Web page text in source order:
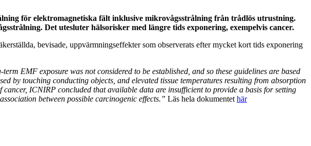
för elektromagnetiska fält inklusive mikrovågsstrålning från trådlös utrustning.
Det utesluter hälsorisker med längre tids exponering, exempelvis cancer.
bevisade, uppvärmningseffekter som observerats efter mycket kort tids exponering
EMF exposure was not considered to be established, and so these guidelines are based
by touching conducting objects, and elevated tissue temperatures resulting from absorption
ICNIRP concluded that available data are insufficient to provide a basis for setting
between possible carcinogenic effects.” Läs hela dokumentet här